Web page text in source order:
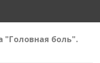
"Головная боль".